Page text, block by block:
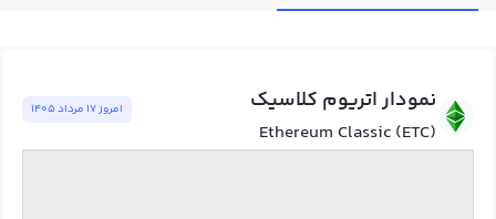
نمودار اتریوم کلاسیک
Ethereum Classic (ETC)
امروز ١٧ مرداد ١٤٠٥